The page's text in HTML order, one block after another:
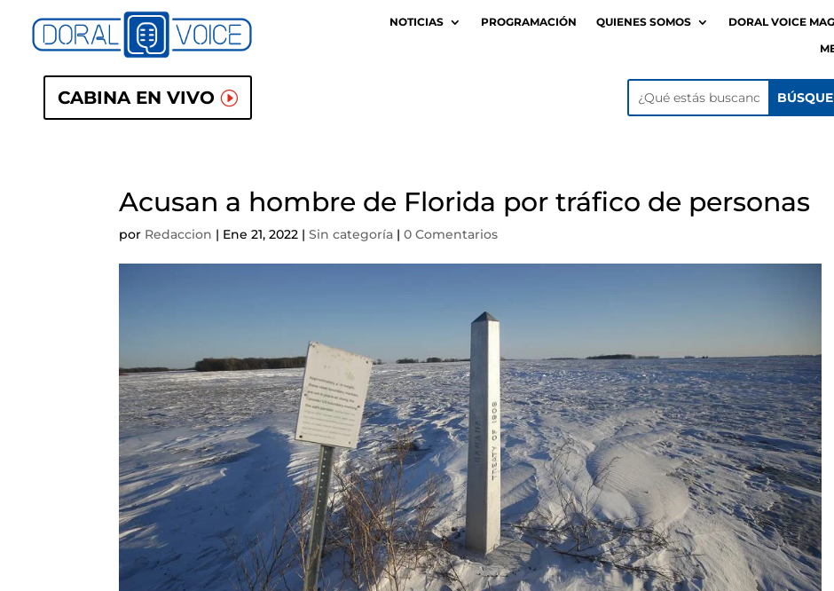
NOTICIAS PROGRAMACIÓN QUIENES SOMOS DORAL VOICE
CABINA EN VIVO
Acusan a hombre de Florida por tráfico de personas
por Redaccion | Ene 21, 2022 |Sin categoría |0 Comentarios